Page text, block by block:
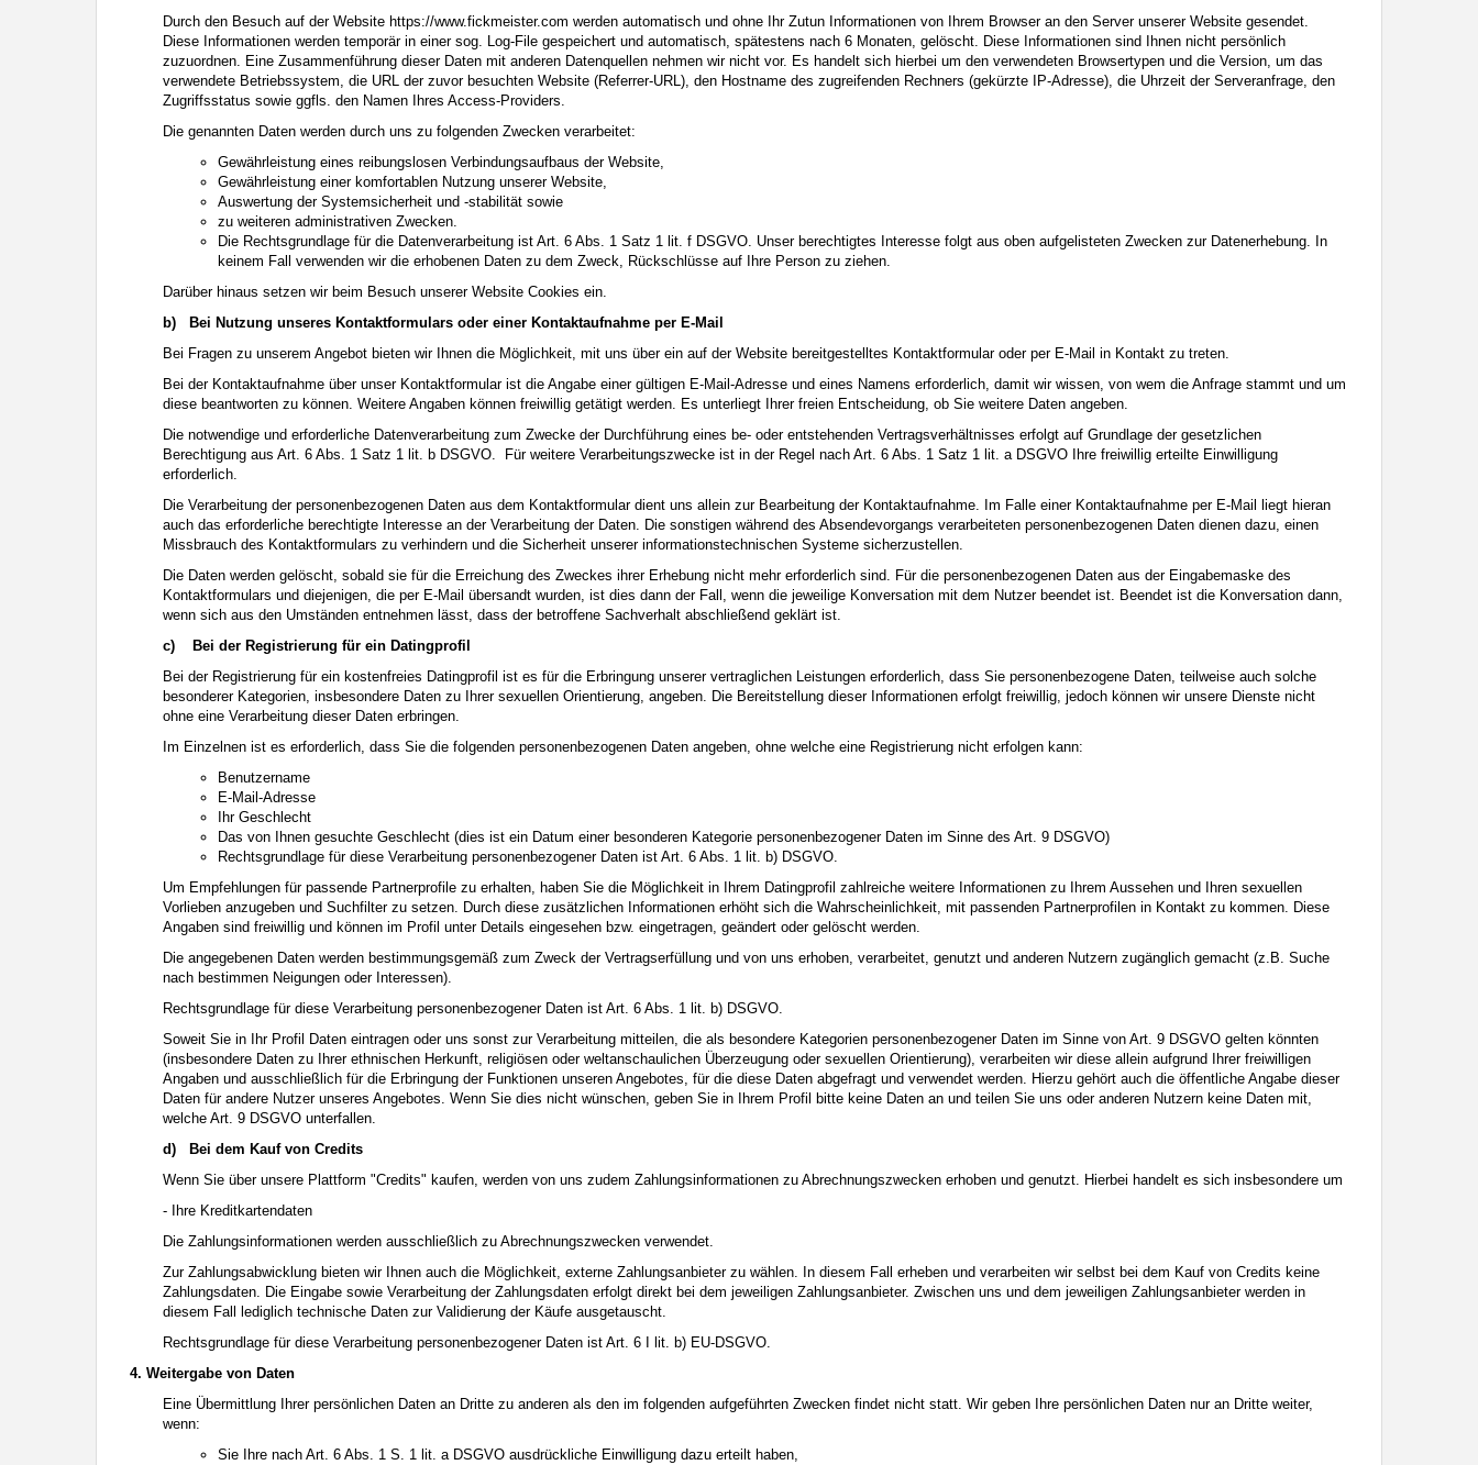
Durch den Besuch auf der Website https://www.fickmeister.com werden automatisch und ohne Ihr Zutun Informationen von Ihrem Browser an den Server unserer Website gesendet.
Diese Informationen werden temporär in einer sog. Log-File gespeichert und automatisch, spätestens nach 6 Monaten, gelöscht. Diese Informationen sind Ihnen nicht persönlich
zuzuordnen. Eine Zusammenführung dieser Daten mit anderen Datenquellen nehmen wir nicht vor. Es handelt sich hierbei um den verwendeten Browsertypen und die Version, um das
verwendete Betriebssystem, die URL der zuvor besuchten Website (Referrer-URL), den Hostname des zugreifenden Rechners (gekürzte IP-Adresse), die Uhrzeit der Serveranfrage, den
Zugriffsstatus sowie ggfls. den Namen Ihres Access-Providers.
Die genannten Daten werden durch uns zu folgenden Zwecken verarbeitet:
Gewährleistung eines reibungslosen Verbindungsaufbaus der Website,
Gewährleistung einer komfortablen Nutzung unserer Website,
Auswertung der Systemsicherheit und -stabilität sowie
zu weiteren administrativen Zwecken.
Die Rechtsgrundlage für die Datenverarbeitung ist Art. 6 Abs. 1 Satz 1 lit. f DSGVO. Unser berechtigtes Interesse folgt aus oben aufgelisteten Zwecken zur Datenerhebung. In
keinem Fall verwenden wir die erhobenen Daten zu dem Zweck, Rückschlüsse auf Ihre Person zu ziehen.
Darüber hinaus setzen wir beim Besuch unserer Website Cookies ein.
b)
Bei Nutzung unseres Kontaktformulars oder einer Kontaktaufnahme per E-Mail
Bei Fragen zu unserem Angebot bieten wir Ihnen die Möglichkeit, mit uns über ein auf der Website bereitgestelltes Kontaktformular oder per E-Mail in Kontakt zu treten.
Bei der Kontaktaufnahme über unser Kontaktformular ist die Angabe einer gültigen E-Mail-Adresse und eines Namens erforderlich, damit wir wissen, von wem die Anfrage stammt und um
diese beantworten zu können. Weitere Angaben können freiwillig getätigt werden. Es unterliegt Ihrer freien Entscheidung, ob Sie weitere Daten angeben.
Die notwendige und erforderliche Datenverarbeitung zum Zwecke der Durchführung eines be- oder entstehenden Vertragsverhältnisses erfolgt auf Grundlage der gesetzlichen
Berechtigung aus Art. 6 Abs. 1 Satz 1 lit. b DSGVO. Für weitere Verarbeitungszwecke ist in der Regel nach Art. 6 Abs. 1 Satz 1 lit. a DSGVO Ihre freiwillig erteilte Einwilligung
erforderlich.
Die Verarbeitung der personenbezogenen Daten aus dem Kontaktformular dient uns allein zur Bearbeitung der Kontaktaufnahme. Im Falle einer Kontaktaufnahme per E-Mail liegt hieran
auch das erforderliche berechtigte Interesse an der Verarbeitung der Daten. Die sonstigen während des Absendevorgangs verarbeiteten personenbezogenen Daten dienen dazu, einen
Missbrauch des Kontaktformulars zu verhindern und die Sicherheit unserer informationstechnischen Systeme sicherzustellen.
Die Daten werden gelöscht, sobald sie für die Erreichung des Zweckes ihrer Erhebung nicht mehr erforderlich sind. Für die personenbezogenen Daten aus der Eingabemaske des
Kontaktformulars und diejenigen, die per E-Mail übersandt wurden, ist dies dann der Fall, wenn die jeweilige Konversation mit dem Nutzer beendet ist. Beendet ist die Konversation dann,
wenn sich aus den Umständen entnehmen lässt, dass der betroffene Sachverhalt abschließend geklärt ist.
c)
Bei der Registrierung für ein Datingprofil
Bei der Registrierung für ein kostenfreies Datingprofil ist es für die Erbringung unserer vertraglichen Leistungen erforderlich, dass Sie personenbezogene Daten, teilweise auch solche
besonderer Kategorien, insbesondere Daten zu Ihrer sexuellen Orientierung, angeben. Die Bereitstellung dieser Informationen erfolgt freiwillig, jedoch können wir unsere Dienste nicht
ohne eine Verarbeitung dieser Daten erbringen.
Im Einzelnen ist es erforderlich, dass Sie die folgenden personenbezogenen Daten angeben, ohne welche eine Registrierung nicht erfolgen kann:
Benutzername
E-Mail-Adresse
Ihr Geschlecht
Das von Ihnen gesuchte Geschlecht (dies ist ein Datum einer besonderen Kategorie personenbezogener Daten im Sinne des Art. 9 DSGVO)
Rechtsgrundlage für diese Verarbeitung personenbezogener Daten ist Art. 6 Abs. 1 lit. b) DSGVO.
Um Empfehlungen für passende Partnerprofile zu erhalten, haben Sie die Möglichkeit in Ihrem Datingprofil zahlreiche weitere Informationen zu Ihrem Aussehen und Ihren sexuellen
Vorlieben anzugeben und Suchfilter zu setzen. Durch diese zusätzlichen Informationen erhöht sich die Wahrscheinlichkeit, mit passenden Partnerprofilen in Kontakt zu kommen. Diese
Angaben sind freiwillig und können im Profil unter Details eingesehen bzw. eingetragen, geändert oder gelöscht werden.
Die angegebenen Daten werden bestimmungsgemäß zum Zweck der Vertragserfüllung und von uns erhoben, verarbeitet, genutzt und anderen Nutzern zugänglich gemacht (z.B. Suche
nach bestimmen Neigungen oder Interessen).
Rechtsgrundlage für diese Verarbeitung personenbezogener Daten ist Art. 6 Abs. 1 lit. b) DSGVO.
Soweit Sie in Ihr Profil Daten eintragen oder uns sonst zur Verarbeitung mitteilen, die als besondere Kategorien personenbezogener Daten im Sinne von Art. 9 DSGVO gelten könnten
(insbesondere Daten zu Ihrer ethnischen Herkunft, religiösen oder weltanschaulichen Überzeugung oder sexuellen Orientierung), verarbeiten wir diese allein aufgrund Ihrer freiwilligen
Angaben und ausschließlich für die Erbringung der Funktionen unseren Angebotes, für die diese Daten abgefragt und verwendet werden. Hierzu gehört auch die öffentliche Angabe dieser
Daten für andere Nutzer unseres Angebotes. Wenn Sie dies nicht wünschen, geben Sie in Ihrem Profil bitte keine Daten an und teilen Sie uns oder anderen Nutzern keine Daten mit,
welche Art. 9 DSGVO unterfallen.
d)
Bei dem Kauf von Credits
Wenn Sie über unsere Plattform "Credits" kaufen, werden von uns zudem Zahlungsinformationen zu Abrechnungszwecken erhoben und genutzt. Hierbei handelt es sich insbesondere um
- Ihre Kreditkartendaten
Die Zahlungsinformationen werden ausschließlich zu Abrechnungszwecken verwendet.
Zur Zahlungsabwicklung bieten wir Ihnen auch die Möglichkeit, externe Zahlungsanbieter zu wählen. In diesem Fall erheben und verarbeiten wir selbst bei dem Kauf von Credits keine
Zahlungsdaten. Die Eingabe sowie Verarbeitung der Zahlungsdaten erfolgt direkt bei dem jeweiligen Zahlungsanbieter. Zwischen uns und dem jeweiligen Zahlungsanbieter werden in
diesem Fall lediglich technische Daten zur Validierung der Käufe ausgetauscht.
Rechtsgrundlage für diese Verarbeitung personenbezogener Daten ist Art. 6 I lit. b) EU-DSGVO.
4. Weitergabe von Daten
Eine Übermittlung Ihrer persönlichen Daten an Dritte zu anderen als den im folgenden aufgeführten Zwecken findet nicht statt. Wir geben Ihre persönlichen Daten nur an Dritte weiter,
wenn:
Sie Ihre nach Art. 6 Abs. 1 S. 1 lit. a DSGVO ausdrückliche Einwilligung dazu erteilt haben,